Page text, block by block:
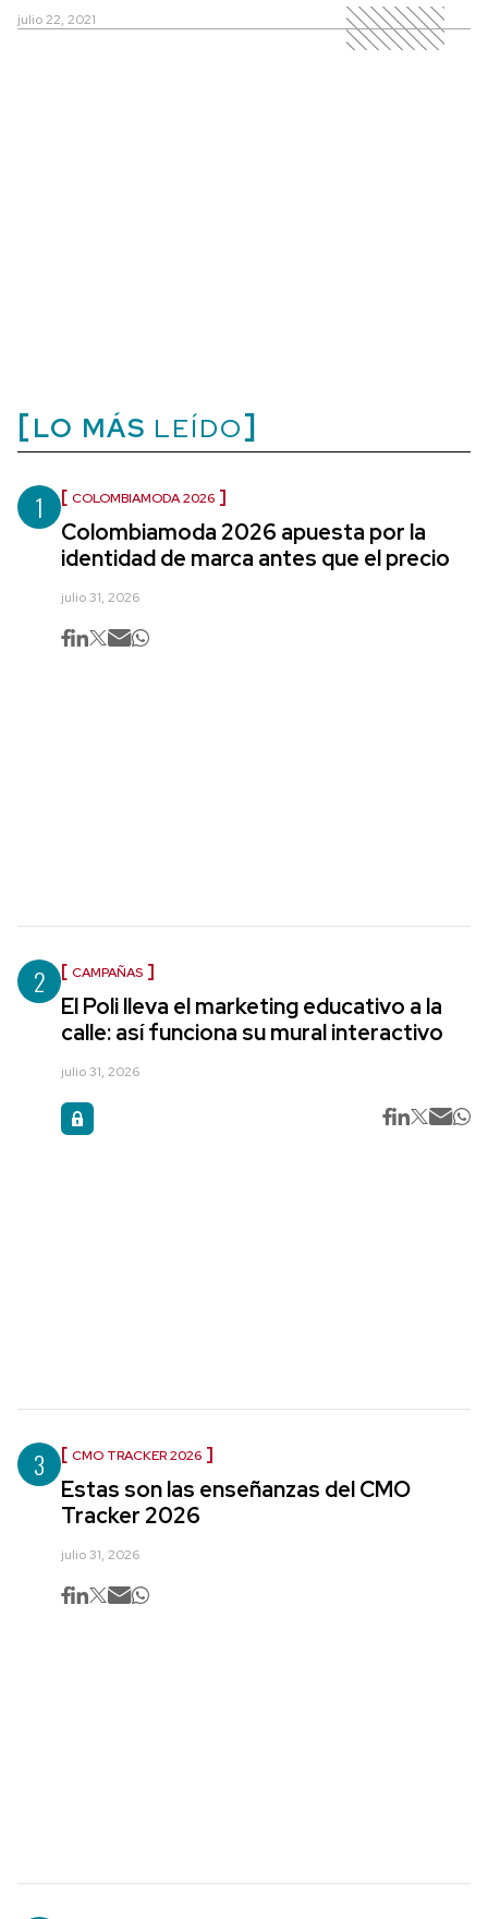
julio 22, 2021
LO MÁS LEÍDO
1 COLOMBIAMODA 2026
Colombiamoda 2026 apuesta por la
identidad de marca antes que el precio
julio 31, 2026
2 CAMPAÑAS
El Poli lleva el marketing educativo a la
calle: así funciona su mural interactivo
julio 31, 2026
3 CMO TRACKER 2026
Estas son las enseñanzas del CMO
Tracker 2026
julio 31, 2026